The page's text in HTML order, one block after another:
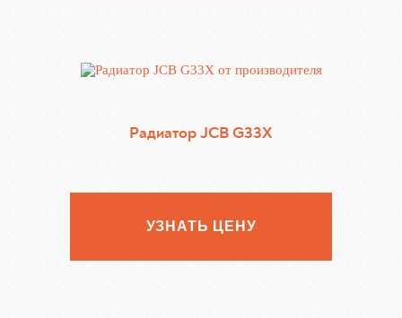
Радиатор JCB G33X
УЗНАТЬ ЦЕНУ